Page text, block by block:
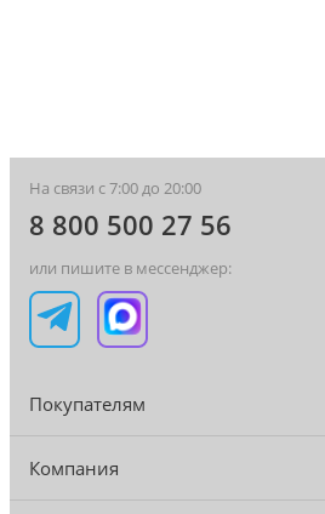
На связи с 7:00 до 20:00
8 800 500 27 56
или пишите в мессенджер:
Покупателям
Компания